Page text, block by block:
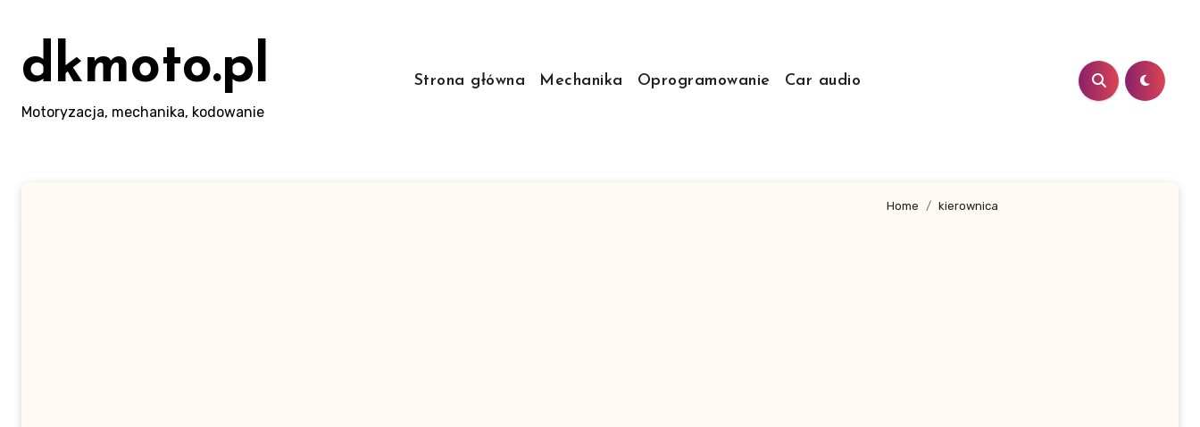
contentdkmoto.pl
Motoryzacja, mechanika, kodowanie
Strona główna Mechanika Oprogramowanie Car audio
Home kierownica